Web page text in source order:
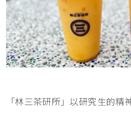
「林三茶研所」以研究生的精